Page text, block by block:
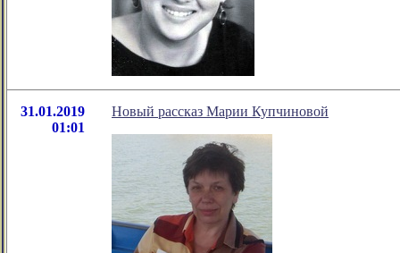
31.01.2019
01:01
Новый рассказ Марии Купчиновой